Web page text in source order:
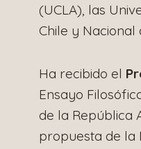
(UCLA), las
Chile y Nacional
Ha recibido el
Ensayo
de la República
propuesta de la